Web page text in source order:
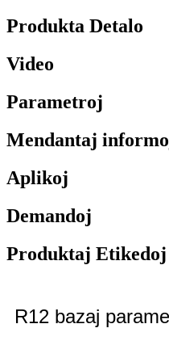
Produkta Detalo
Video
Parametroj
Mendantaj
Aplikoj
Demandoj
Produktaj Etikedoj
R12 bazaj